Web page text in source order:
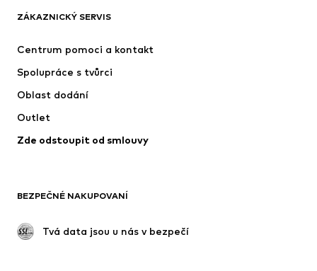
ADIDAS ORIGINALS
NIKE
ZÁKAZNICKÝ SERVIS
Centrum pomoci a kontakt
Spolupráce s tvůrci
Oblast dodání
Outlet
Zde odstoupit od smlouvy
BEZPEČNÉ NAKUPOVANÍ
Tvá data jsou u nás v bezpečí